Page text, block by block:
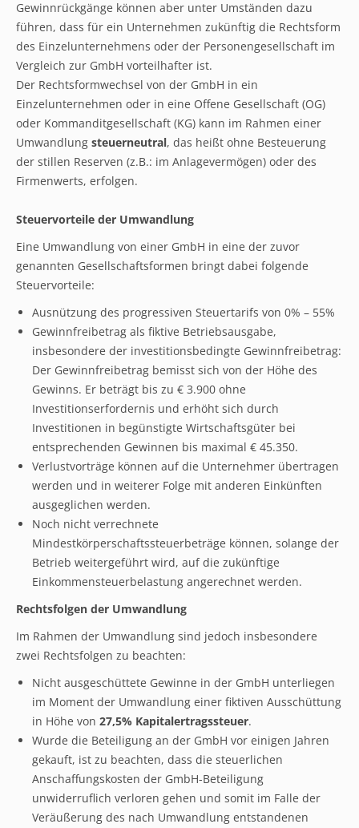
Gewinnrückgänge können aber unter Umständen dazu
führen, dass für ein Unternehmen zukünftig die Rechtsform
des Einzelunternehmens oder der Personengesellschaft im
Vergleich zur GmbH vorteilhafter ist.
Der Rechtsformwechsel von der GmbH in ein
Einzelunternehmen oder in eine Offene Gesellschaft (OG)
oder Kommanditgesellschaft (KG) kann im Rahmen einer
Umwandlung steuerneutral, das heißt ohne Besteuerung
der stillen Reserven (z.B.: im Anlagevermögen) oder des
Firmenwerts, erfolgen.
Steuervorteile der Umwandlung
Eine Umwandlung von einer GmbH in eine der zuvor
genannten Gesellschaftsformen bringt dabei folgende
Steuervorteile:
Ausnützung des progressiven Steuertarifs von 0% – 55%
Gewinnfreibetrag als fiktive Betriebsausgabe,
insbesondere der investitionsbedingte Gewinnfreibetrag:
Der Gewinnfreibetrag bemisst sich von der Höhe des
Gewinns. Er beträgt bis zu € 3.900 ohne
Investitionserfordernis und erhöht sich durch
Investitionen in begünstigte Wirtschaftsgüter bei
entsprechenden Gewinnen bis maximal € 45.350.
Verlustvorträge können auf die Unternehmer übertragen
werden und in weiterer Folge mit anderen Einkünften
ausgeglichen werden.
Noch nicht verrechnete
Mindestkörperschaftssteuerbeträge können, solange der
Betrieb weitergeführt wird, auf die zukünftige
Einkommensteuerbelastung angerechnet werden.
Rechtsfolgen der Umwandlung
Im Rahmen der Umwandlung sind jedoch insbesondere
zwei Rechtsfolgen zu beachten:
Nicht ausgeschüttete Gewinne in der GmbH unterliegen
im Moment der Umwandlung einer fiktiven Ausschüttung
in Höhe von 27,5% Kapitalertragssteuer.
Wurde die Beteiligung an der GmbH vor einigen Jahren
gekauft, ist zu beachten, dass die steuerlichen
Anschaffungskosten der GmbH-Beteiligung
unwiderruflich verloren gehen und somit im Falle der
Veräußerung des nach Umwandlung entstandenen